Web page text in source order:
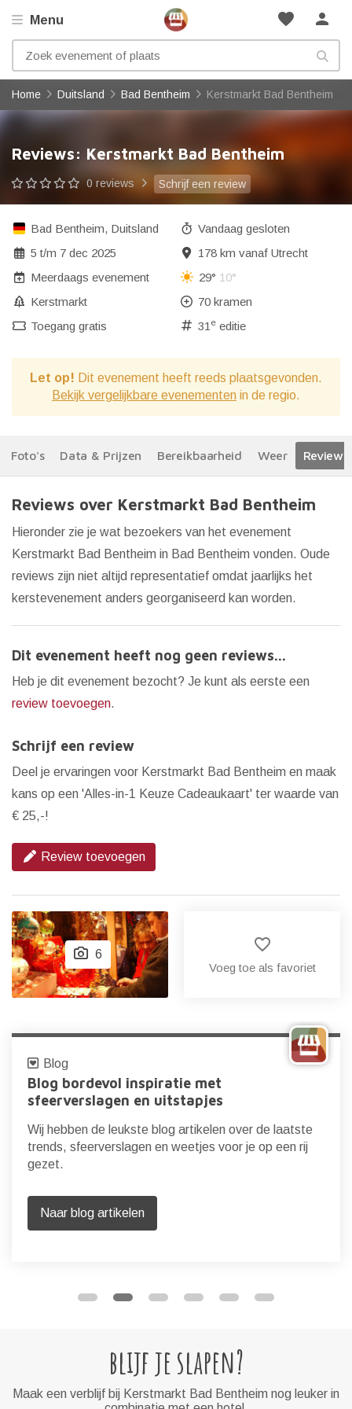
favorite person
Menu
Home Duitsland Bad Bentheim Kerstmarkt Bad Bentheim
Reviews: Kerstmarkt Bad Bentheim
0 reviews Schrijf een review
Bad Bentheim, Duitsland
5 t/m 7 dec 2025
Meerdaags evenement
Kerstmarkt
Toegang gratis
Vandaag gesloten
178 km vanaf Utrecht
29° 10°
70 kramen
31 eeditie
Let op! Dit evenement heeft reeds plaatsgevonden.
Bekijk vergelijkbare evenementen in de regio.
Foto's Data & Prijzen Bereikbaarheid Weer Reviews
Reviews over Kerstmarkt Bad Bentheim
Hieronder zie je wat bezoekers van het evenement
Kerstmarkt Bad Bentheim in Bad Bentheim vonden. Oude
reviews zijn niet altijd representatief omdat jaarlijks het
kerstevenement anders georganiseerd kan worden.
Dit evenement heeft nog geen reviews...
Heb je dit evenement bezocht? Je kunt als eerste een
review toevoegen.
Schrijf een review
Deel je ervaringen voor Kerstmarkt Bad Bentheim en maak
kans op een 'Alles-in-1 Keuze Cadeaukaart' ter waarde van
€ 25,-!
Review toevoegen
6
favorite_border
Voeg toe als favoriet
Blog
Blog bordevol inspiratie met
sfeerverslagen en uitstapjes
Wij hebben de leukste blog artikelen over de laatste
trends, sfeerverslagen en weetjes voor je op een rij
gezet.
Naar blog artikelen
blijf je slapen?
Maak een verblijf bij Kerstmarkt Bad Bentheim nog leuker in